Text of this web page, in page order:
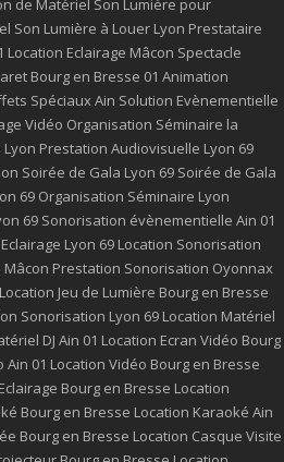
de Matériel Son Lumière pour
Son Lumière à Louer Lyon Prestataire
Location Eclairage Mâcon Spectacle
Bourg en Bresse 01 Animation
Spéciaux Ain Solution Evènementielle
Vidéo Organisation Séminaire la
Prestation Audiovisuelle Lyon 69
Soirée de Gala Lyon 69 Soirée de Gala
69 Organisation Séminaire Lyon
69 Sonorisation évènementielle Ain 01
Lyon 69 Location Sonorisation
Prestation Sonorisation Oyonnax
Location Jeu de Lumière Bourg en Bresse
Sonorisation Lyon 69 Location Matériel
DJ Ain 01 Location Ecran Vidéo Bourg
Ain 01 Location Vidéo Bourg en Bresse
Bourg en Bresse Location
Bourg en Bresse Location Karaoké Ain
Bourg en Bresse Location Casque Visite